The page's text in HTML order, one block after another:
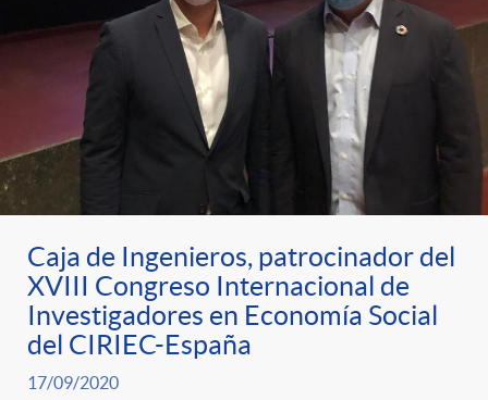
Caja de Ingenieros, patrocinador del
XVIII Congreso Internacional de
Investigadores en Economía Social
del CIRIEC-España
17/09/2020